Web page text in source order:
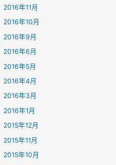
2016年11月
2016年10月
2016年9月
2016年6月
2016年5月
2016年4月
2016年3月
2016年1月
2015年12月
2015年11月
2015年10月